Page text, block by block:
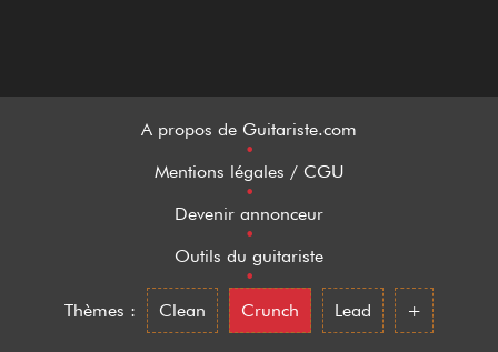
A propos de Guitariste.com
•
Mentions légales / CGU
•
Devenir annonceur
•
Outils du guitariste
•
Thèmes :
Clean Crunch Lead +